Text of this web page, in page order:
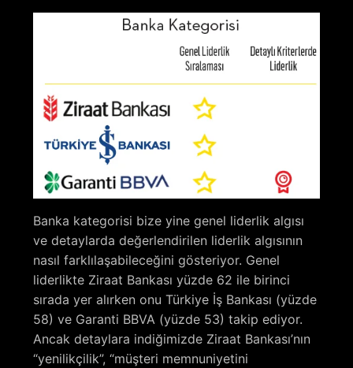
Banka kategorisi bize yine genel liderlik algısı
ve detaylarda değerlendirilen liderlik algısının
nasıl farklılaşabileceğini gösteriyor. Genel
liderlikte Ziraat Bankası yüzde 62 ile birinci
sırada yer alırken onu Türkiye İş Bankası (yüzde
58) ve Garanti BBVA (yüzde 53) takip ediyor.
Ancak detaylara indiğimizde Ziraat Bankası’nın
“yenilikçilik”, “müşteri memnuniyetini